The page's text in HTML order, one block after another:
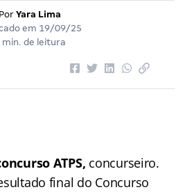
Por Yara Lima
em 19/09/25
min. de leitura
oncurso ATPS, concurseiro.
final do Concurso